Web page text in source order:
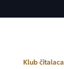
Klub čitalaca